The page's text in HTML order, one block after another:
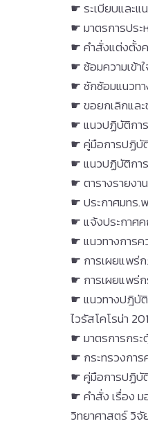
☛ ระเบียบและแ
☛ มาตรการปร
☛ คำสั่งแต่งตั้ง
☛ ซ้อมความเข้า
☛ ซักซ้อมแนวท
☛ ขอยกเลิกแล
☛ แนวปฏิบัติกา
☛ คู่มือการปฏิบั
☛ แนวปฏิบัติกา
☛ ตารางรายง
☛ ประกาศมทร.
☛ แจ้งประกาศ
☛ แนวทางการค
☛ การเผยแพร่
☛ การเผยแพร่
☛ แนวทางปฎิบั
ไวรัสโคโรน่า
☛ มาตรการกระ
☛ กระทรวงกา
☛ คู่มือการปฏิบั
☛ คำสั่ง เรื่อง
วิทยาศาสตร์ วิจั